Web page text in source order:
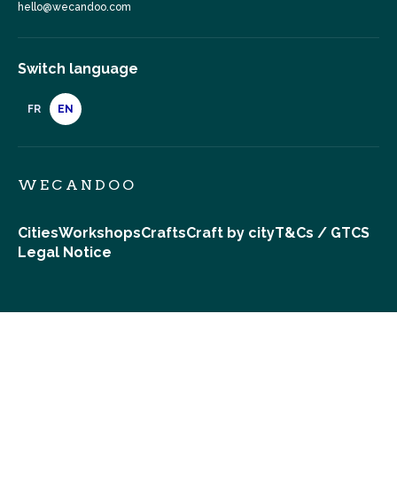
hello@wecandoo.com
Switch language
FR EN
WECANDOO
CitiesWorkshopsCraftsCraft by cityT&Cs / GTCS
Legal Notice